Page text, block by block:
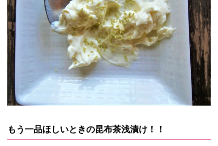
もう一品ほしいときの昆布茶浅漬け！！